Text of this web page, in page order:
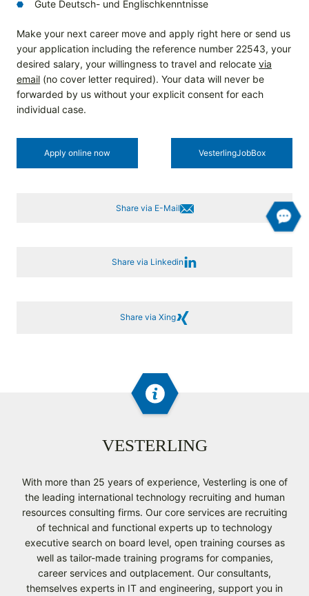
Gute Deutsch- und Englischkenntnisse
Make your next career move and apply right here or send us
your application including the reference number 22543, your
desired salary, your willingness to travel and relocate via
email (no cover letter required). Your data will never be
forwarded by us without your explicit consent for each
individual case.
Apply online now Vesterling­JobBox
Share via E-Mail
Share via Linkedin
Share via Xing
VESTERLING
With more than 25 years of experience, Vesterling is one of
the leading international technology recruiting and human
resources consulting firms. Our core services are recruiting
of technical and functional experts up to technology
executive search on board level, open training courses as
well as tailor-made training programs for companies,
career services and outplacement. Our consultants,
themselves experts in IT and engineering, support you in